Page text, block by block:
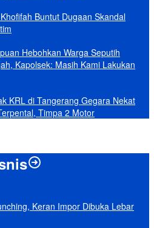
Buntut Dugaan Skandal
Hebohkan Warga Seputih
Kapolsek: Masih Kami Lakukan
KRL di Tangerang Gegara Nekat
Timpa 2 Motor
Keran Impor Dibuka Lebar